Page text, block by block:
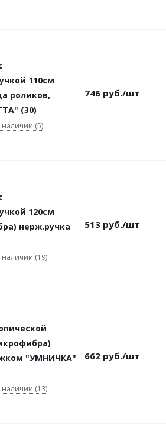
110см
роликов,
(30)
наличии (5)
746 руб./шт
120см
нерж.ручка
наличии (19)
513 руб./шт
"УМНИЧКА"
наличии (13)
662 руб./шт